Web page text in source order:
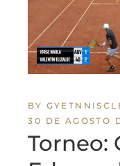
BY
30 DE AGOSTO
Torneo: